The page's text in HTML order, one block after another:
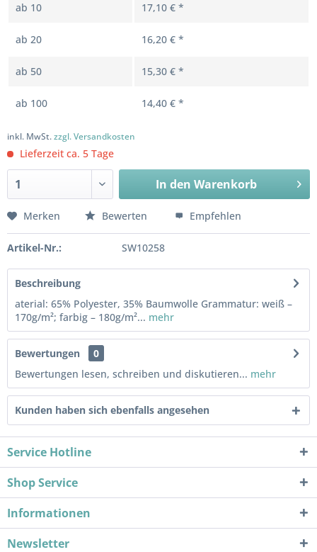
ab 10 17,10 € *
ab 20 16,20 € *
ab 50 15,30 € *
ab 100 14,40 € *
inkl. MwSt.zzgl. Versandkosten
Lieferzeit ca. 5 Tage
In den Warenkorb
Merken Bewerten Empfehlen
Artikel-Nr.: SW10258
Beschreibung
aterial: 65% Polyester, 35% Baumwolle Grammatur: weiß –
170g/m²; farbig – 180g/m²... mehr
Bewertungen
0
Bewertungen lesen, schreiben und diskutieren... mehr
Kunden haben sich ebenfalls angesehen
Service Hotline
Shop Service
Informationen
Newsletter